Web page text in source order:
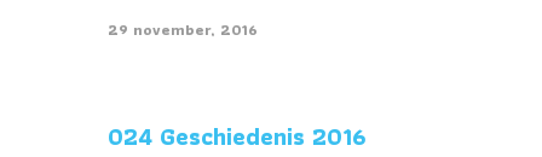
29 november, 2016
024 Geschiedenis 2016